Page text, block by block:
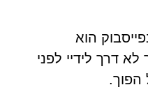
הוא
בדרך לא דרך לידיי לפני
הפוך.